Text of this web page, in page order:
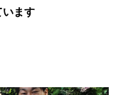
います